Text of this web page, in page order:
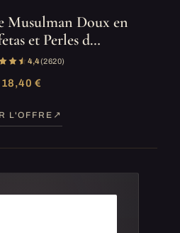
Musulman Doux en
et Perles d…
4,4(2 620)
18,40 €
L'OFFRE